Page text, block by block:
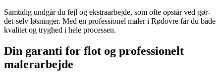
Samtidig undgår du fejl og ekstraarbejde, som ofte opstår ved gør-
det-selv løsninger. Med en professionel maler i Rødovre får du både
kvalitet og tryghed i hele processen.
Din garanti for flot og professionelt
malerarbejde